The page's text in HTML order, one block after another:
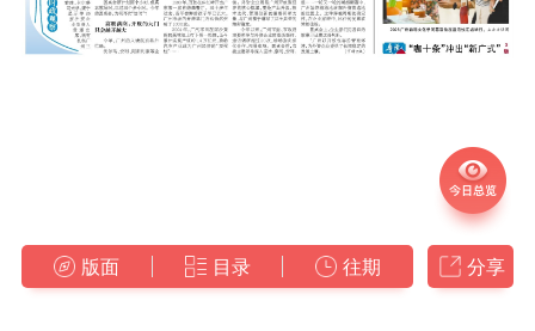
版面 目录 往期 分享